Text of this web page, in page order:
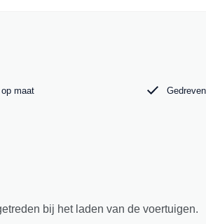
maat
bij het laden van de voertuigen.